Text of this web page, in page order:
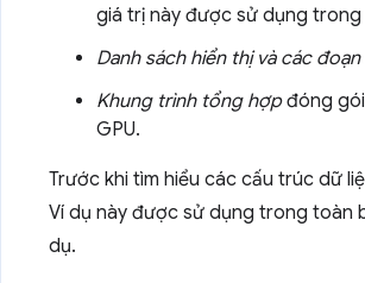
giá trị này được sử dụng
Danh sách hiển thị và các
Khung trình tổng hợpđóng gói
GPU.
Trước khi tìm hiểu các cấu trúc dữ
Ví dụ này được sử dụng trong toàn
dụ.